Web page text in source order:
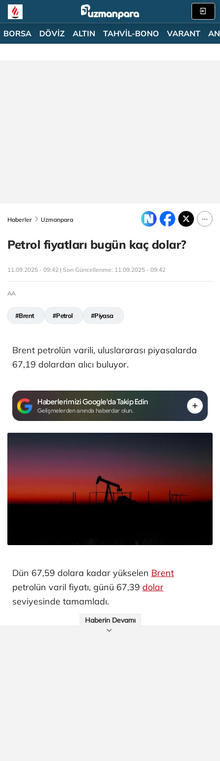
BORSA DÖVİZ ALTIN TAHVİL-BONO VARANT
Haberler Uzmanpara
Petrol fiyatları bugün kaç dolar?
11.09.2025 - 09:42 | Son Güncellenme: 11.09.2025 - 09:42
AA
#Brent #Petrol #Piyasa
Brent petrolün varili, uluslararası piyasalarda
67,19 dolardan alıcı buluyor.
Haberlerimizi Google'da Takip Edin
Gelişmelerden anında haberdar olun.
Dün 67,59 dolara kadar yükselen Brent
petrolün varil fiyatı, günü 67,39 dolar
seviyesinde tamamladı.
Haberin Devamı